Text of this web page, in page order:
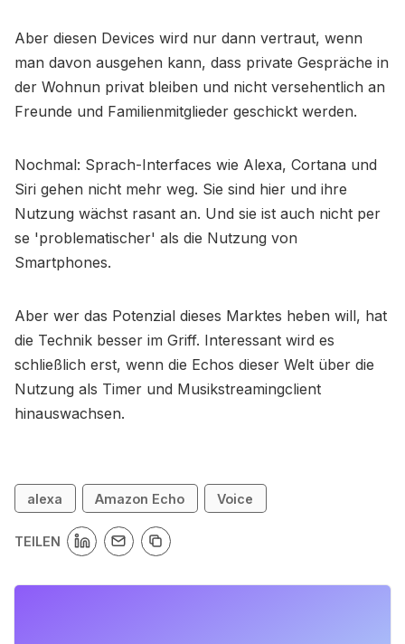
Aber diesen Devices wird nur dann vertraut, wenn
man davon ausgehen kann, dass private Gespräche in
der Wohnun privat bleiben und nicht versehentlich an
Freunde und Familienmitglieder geschickt werden.
Nochmal: Sprach-Interfaces wie Alexa, Cortana und
Siri gehen nicht mehr weg. Sie sind hier und ihre
Nutzung wächst rasant an. Und sie ist auch nicht per
se 'problematischer' als die Nutzung von
Smartphones.
Aber wer das Potenzial dieses Marktes heben will, hat
die Technik besser im Griff. Interessant wird es
schließlich erst, wenn die Echos dieser Welt über die
Nutzung als Timer und Musikstreamingclient
hinauswachsen.
alexa Amazon Echo Voice
TEILEN